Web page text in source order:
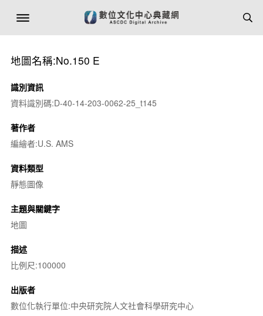
地圖名稱:No.150 E
識別資訊
資料識別碼:D-40-14-203-0062-25_t145
著作者
編繪者:U.S. AMS
資料類型
靜態圖像
主題與關鍵字
地圖
描述
比例尺:100000
出版者
數位化執行單位:中央研究院人文社會科學研究中心